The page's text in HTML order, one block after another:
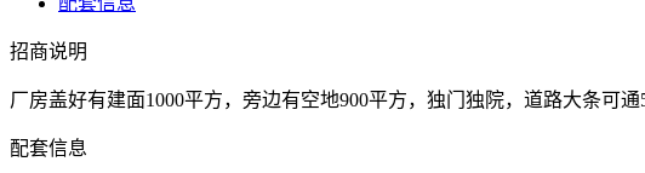
招商说明
厂房盖好有建面1000平方，旁边有空地900平方，独门独院，道路大条可
配套信息